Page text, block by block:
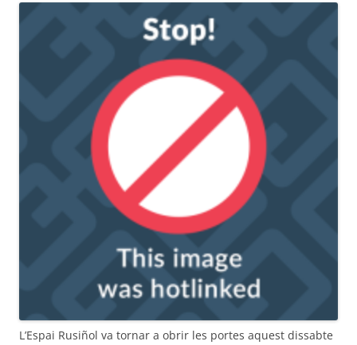
L’Espai Rusiñol va tornar a obrir les portes aquest dissabte